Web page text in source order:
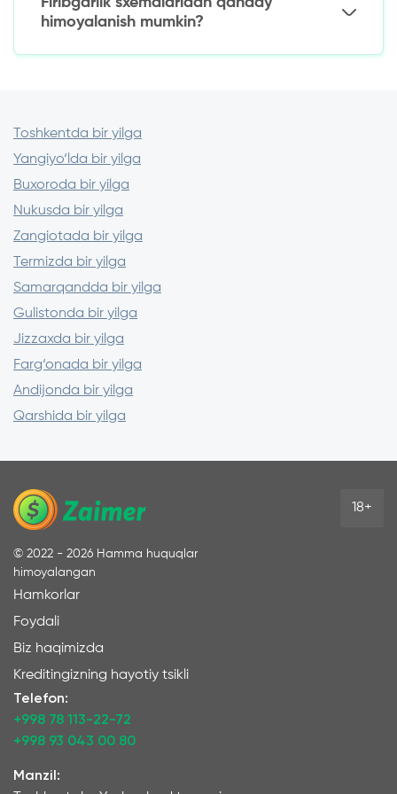
Yirik tijorat banklari
Litsenziyalangan mikromoliya tashkilotlari
himoyalanish mumkin?
Ehtiyot choralari:
Shartnoma shartlarini sinchiklab o‘rganish
Toshkentda bir yilga
Yangiyo‘lda bir yilga
Buxoroda bir yilga
Nukusda bir yilga
Zangiotada bir yilga
Termizda bir yilga
Samarqandda bir yilga
Gulistonda bir yilga
Jizzaxda bir yilga
Farg‘onada bir yilga
Andijonda bir yilga
Qarshida bir yilga
© 2022 - 2026 Hamma huquqlar
himoyalangan
Hamkorlar
Foydali
Biz haqimizda
Kreditingizning hayotiy tsikli
Telefon:
+998 78 113-22-72
+998 93 043 00 80
Manzil:
18+